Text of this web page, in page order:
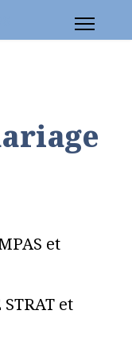
et
et